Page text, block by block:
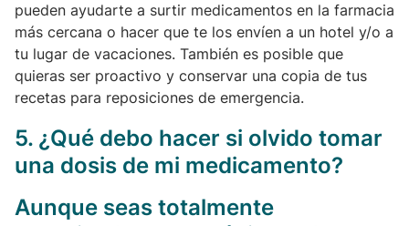
pueden ayudarte a surtir medicamentos en la farmacia
más cercana o hacer que te los envíen a un hotel y/o a
tu lugar de vacaciones. También es posible que
quieras ser proactivo y conservar una copia de tus
recetas para reposiciones de emergencia.
5. ¿Qué debo hacer si olvido tomar
una dosis de mi medicamento?
Aunque seas totalmente